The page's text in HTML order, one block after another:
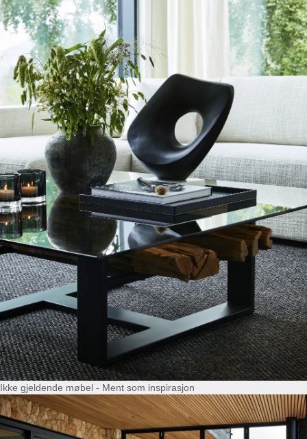
Ikke gjeldende møbel - Ment som inspirasjon